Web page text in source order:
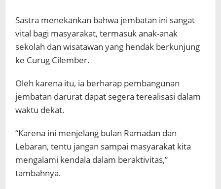
Sastra menekankan bahwa jembatan ini sangat
vital bagi masyarakat, termasuk anak-anak
sekolah dan wisatawan yang hendak berkunjung
ke Curug Cilember.
Oleh karena itu, ia berharap pembangunan
jembatan darurat dapat segera terealisasi dalam
waktu dekat.
“Karena ini menjelang bulan Ramadan dan
Lebaran, tentu jangan sampai masyarakat kita
mengalami kendala dalam beraktivitas,”
tambahnya.